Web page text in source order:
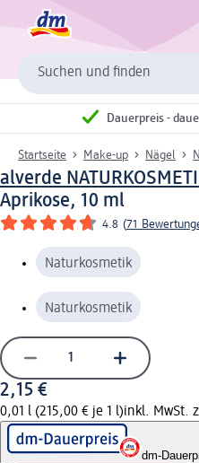
Suchen und finden
Dauerpreis -
Startseite Make-up Nägel
alverde
Aprikose, 10 ml
4.8 (71
Naturkosmetik
Naturkosmetik
2,15 €
0,01 l (215,00 € je 1 l)inkl. MwSt.
dm-